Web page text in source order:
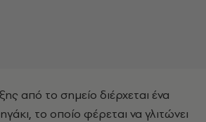
από το σημείο διέρχεται ένα
το οποίο φέρεται να γλιτώνει